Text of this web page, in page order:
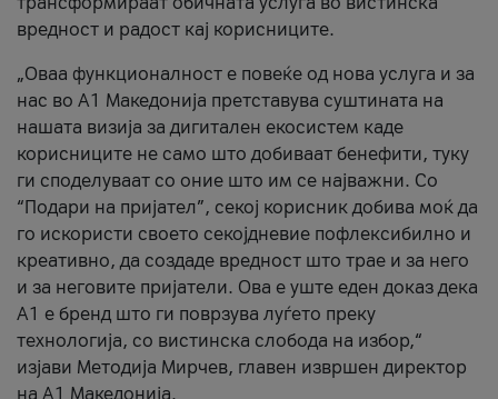
вредност и радост кај корисниците.
„Оваа функционалност е повеќе од нова услуга и за
нас во А1 Македонија претставува суштината на
нашата визија за дигитален екосистем каде
корисниците не само што добиваат бенефити, туку
ги споделуваат со оние што им се најважни. Со
“Подари на пријател”, секој корисник добива моќ да
го искористи своето секојдневие пофлексибилно и
креативно, да создаде вредност што трае и за него
и за неговите пријатели. Ова е уште еден доказ дека
А1 е бренд што ги поврзува луѓето преку
технологија, со вистинска слобода на избор,“
изјави Методија Мирчев, главен извршен директор
на А1 Македонија.